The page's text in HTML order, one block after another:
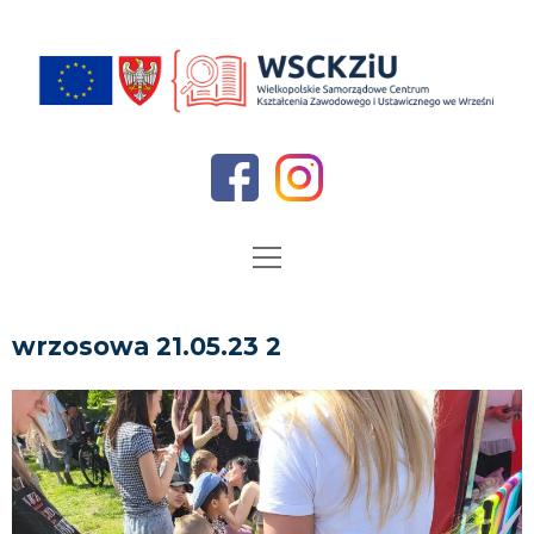
Dyrekcja
Kadra
Aktualności
Oferta edukacyjna
wrzosowa 21.05.23 2